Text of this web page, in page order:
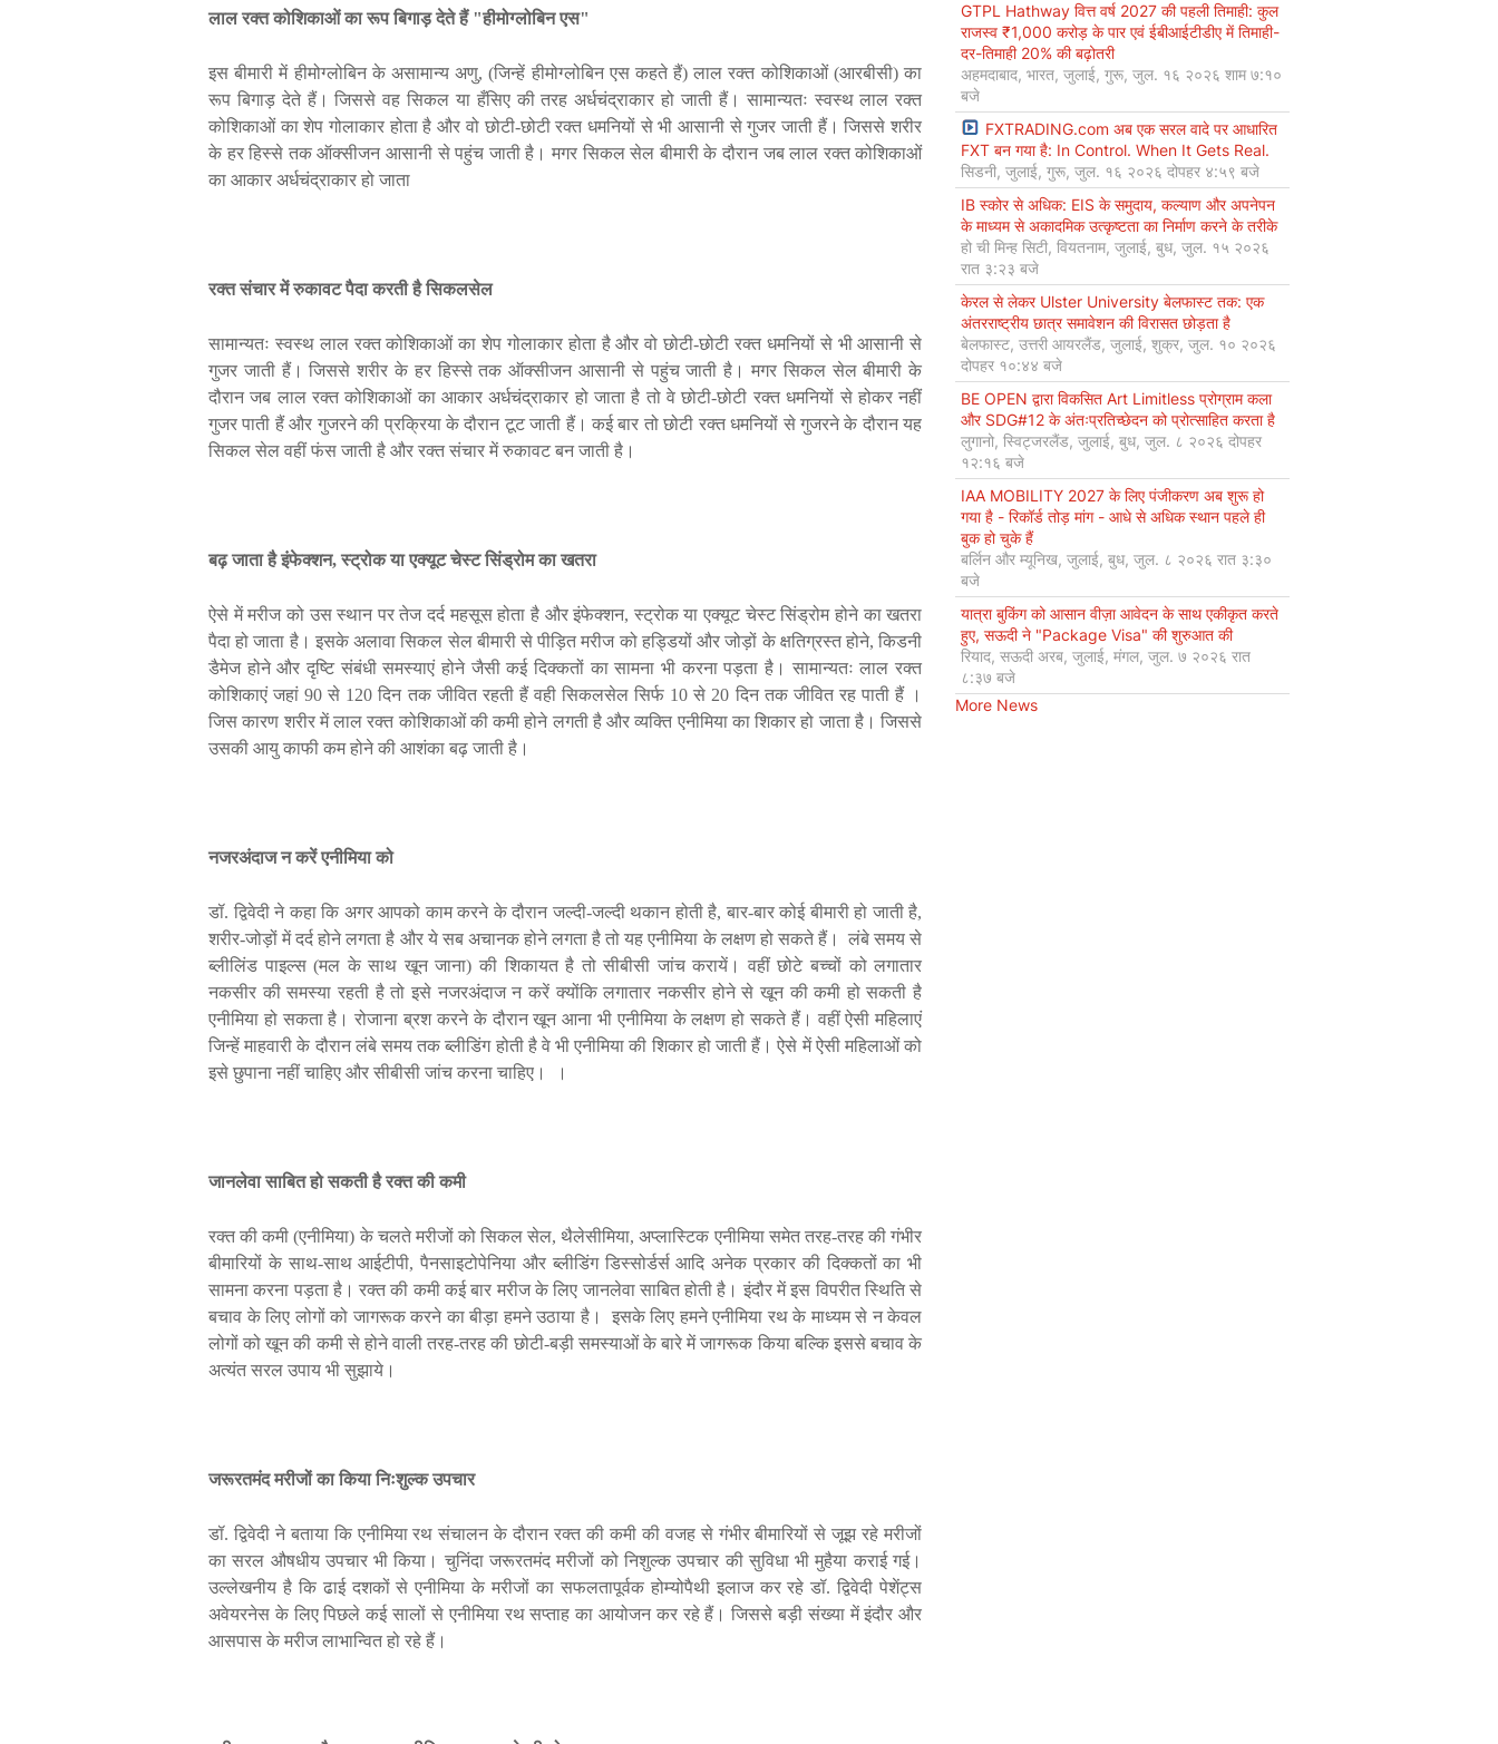
लाल रक्त कोशिकाओं का रूप बिगाड़ देते हैं"हीमोग्लोबिन एस"
इस बीमारी में हीमोग्लोबिन के असामान्य अणु, (जिन्हें हीमोग्लोबिन एस कहते हैं)लाल रक्त कोशिकाओं(आरबीसी) का
रूप बिगाड़ देते हैं। जिससे वह सिकल या हँसिए की तरह अर्धचंद्राकार हो जाती हैं। सामान्यतः स्वस्थ लाल रक्त
कोशिकाओं का शेप गोलाकार होता है और वो छोटी-छोटी रक्त धमनियों से भी आसानी से गुजर जाती हैं। जिससे शरीर
के हर हिस्से तक ऑक्सीजन आसानी से पहुंच जाती है। मगर सिकल सेल बीमारी के दौरान जब लाल रक्त कोशिकाओं
का आकार अर्धचंद्राकार हो जाता
रक्त संचार में रुकावट पैदा करती है सिकलसेल
सामान्यतः स्वस्थ लाल रक्त कोशिकाओं का शेप गोलाकार होता है और वो छोटी-छोटी रक्त धमनियों से भी आसानी से
गुजर जाती हैं। जिससे शरीर के हर हिस्से तक ऑक्सीजन आसानी से पहुंच जाती है। मगर सिकल सेल बीमारी के
दौरान जब लाल रक्त कोशिकाओं का आकार अर्धचंद्राकार हो जाता है तो वे छोटी-छोटी रक्त धमनियों से होकर नहीं
गुजर पाती हैं और गुजरने की प्रक्रिया के दौरान टूट जाती हैं। कई बार तो छोटी रक्त धमनियों से गुजरने के दौरान यह
सिकल सेल वहीं फंस जाती है और रक्त संचार में रुकावट बन जाती है।
बढ़ जाता है इंफेक्शन,स्ट्रोक या एक्यूट चेस्ट सिंड्रोम का खतरा
ऐसे में मरीज को उस स्थान पर तेज दर्द महसूस होता है और इंफेक्शन, स्ट्रोक या एक्यूट चेस्ट सिंड्रोम होने का खतरा
पैदा हो जाता है। इसके अलावा सिकल सेल बीमारी से पीड़ित मरीज को हड्डियों और जोड़ों के क्षतिग्रस्त होने,किडनी
डैमेज होने और दृष्टि संबंधी समस्याएं होने जैसी कई दिक्कतों का सामना भी करना पड़ता है। सामान्यतः लाल रक्त
कोशिकाएं जहां 90से 120दिन तक जीवित रहती हैं वही सिकलसेल सिर्फ 10से 20 दिन तक जीवित रह पाती हैं
।
जिस कारण शरीर में लाल रक्त कोशिकाओं की कमी होने लगती है और व्यक्ति एनीमिया का शिकार हो जाता है। जिससे
उसकी आयु काफी कम होने की आशंका बढ़ जाती है।
नजरअंदाज न करें एनीमिया को
डॉ. द्विवेदी ने कहा कि अगर आपको काम करने के दौरान जल्दी-जल्दी थकान होती है, बार-बार कोई बीमारी हो जाती है,
शरीर-जोड़ों में दर्द होने लगता है और ये सब अचानक होने लगता है तो यह एनीमिया के लक्षण हो सकते हैं। लंबे समय से
ब्लीलिंड पाइल्स(मल के साथ खून जाना) की शिकायत है तो सीबीसी जांच करायें। वहीं छोटे बच्चों को लगातार
नकसीर की समस्या रहती है तो इसे नजरअंदाज न करें क्योंकि लगातार नकसीर होने से खून की कमी हो सकती है
एनीमिया हो सकता है। रोजाना ब्रश करने के दौरान खून आना भी एनीमिया के लक्षण हो सकते हैं। वहीं ऐसी महिलाएं
जिन्हें माहवारी के दौरान लंबे समय तक ब्लीडिंग होती है वे भी एनीमिया की शिकार हो जाती हैं। ऐसे में ऐसी महिलाओं को
इसे छुपाना नहीं चाहिए और सीबीसी जांच करना चाहिए। ।
जानलेवा साबित हो सकती है रक्त की कमी
रक्त की कमी (एनीमिया) के चलते मरीजों को सिकल सेल, थैलेसीमिया,अप्लास्टिक एनीमिया समेत तरह-तरह की गंभीर
बीमारियों के साथ-साथ आईटीपी,पैनसाइटोपेनिया और ब्लीडिंग डिस्सोर्डर्स आदि अनेक प्रकार की दिक्कतों का भी
सामना करना पड़ता है। रक्त की कमी कई बार मरीज के लिए जानलेवा साबित होती है। इंदौर में इस विपरीत स्थिति से
बचाव के लिए लोगों को जागरूक करने का बीड़ा हमने उठाया है। इसके लिए हमने एनीमिया रथ के माध्यम से न केवल
लोगों को खून की कमी से होने वाली तरह-तरह की छोटी-बड़ी समस्याओं के बारे में जागरूक किया बल्कि इससे बचाव के
अत्यंत सरल उपाय भी सुझाये।
जरूरतमंद मरीजों का किया निःशुल्क उपचार
डॉ. द्विवेदी ने बताया कि एनीमिया रथ संचालन के दौरान रक्त की कमी की वजह से गंभीर बीमारियों से जूझ रहे मरीजों
का सरल औषधीय उपचार भी किया। चुनिंदा जरूरतमंद मरीजों को निशुल्क उपचार की सुविधा भी मुहैया कराई गई।
उल्लेखनीय है कि ढाई दशकों से एनीमिया के मरीजों का सफलतापूर्वक होम्योपैथी इलाज कर रहे डॉ.द्विवेदी पेशेंट्स
अवेयरनेस के लिए पिछले कई सालों से एनीमिया रथ सप्ताह का आयोजन कर रहे हैं। जिससे बड़ी संख्या में इंदौर और
आसपास के मरीज लाभान्वित हो रहे हैं।
GTPL Hathway वित्त वर्ष 2027 की पहली तिमाही: कुल
राजस्व ₹1,000 करोड़ के पार एवं ईबीआईटीडीए में तिमाही-
दर-तिमाही 20% की बढ़ोतरी
अहमदाबाद, भारत, जुलाई, गुरू, जुल. १६ २०२६ शाम ७:१०
बजे
FXTRADING.com अब एक सरल वादे पर आधारित
FXT बन गया है: In Control. When It Gets Real.
सिडनी, जुलाई, गुरू, जुल. १६ २०२६ दोपहर ४:५९ बजे
IB स्कोर से अधिक: EIS के समुदाय, कल्याण और अपनेपन
के माध्यम से अकादमिक उत्कृष्टता का निर्माण करने के तरीके
हो ची मिन्ह सिटी, वियतनाम, जुलाई, बुध, जुल. १५ २०२६
रात ३:२३ बजे
केरल से लेकर Ulster University बेलफास्ट तक: एक
अंतरराष्ट्रीय छात्र समावेशन की विरासत छोड़ता है
बेलफास्ट, उत्तरी आयरलैंड, जुलाई, शुक्र, जुल. १० २०२६
दोपहर १०:४४ बजे
BE OPEN द्वारा विकसित Art Limitless प्रोग्राम कला
और SDG#12 के अंतःप्रतिच्छेदन को प्रोत्साहित करता है
लुगानो, स्विट्जरलैंड, जुलाई, बुध, जुल. ८ २०२६ दोपहर
१२:१६ बजे
IAA MOBILITY 2027 के लिए पंजीकरण अब शुरू हो
गया है - रिकॉर्ड तोड़ मांग - आधे से अधिक स्थान पहले ही
बुक हो चुके हैं
बर्लिन और म्यूनिख, जुलाई, बुध, जुल. ८ २०२६ रात ३:३०
बजे
यात्रा बुकिंग को आसान वीज़ा आवेदन के साथ एकीकृत करते
हुए, सऊदी ने "Package Visa" की शुरुआत की
रियाद, सऊदी अरब, जुलाई, मंगल, जुल. ७ २०२६ रात
८:३७ बजे
More News